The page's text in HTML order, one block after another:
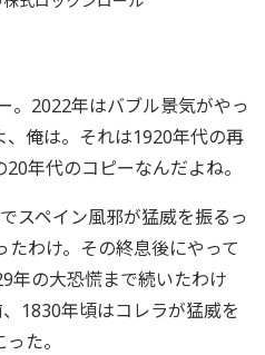
。2022年はバブル景気がやっ
俺は。それは1920年代の再
年代のコピーなんだよね。
スペイン風邪が猛威を振るっ
わけ。その終息後にやって
年の大恐慌まで続いたわけ
1830年頃はコレラが猛威を
た。